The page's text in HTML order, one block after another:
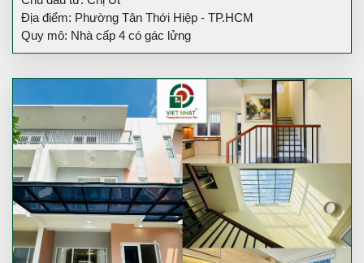
Địa điểm: Phường Tân Thới Hiệp - TP.HCM
Quy mô: Nhà cấp 4 có gác lửng